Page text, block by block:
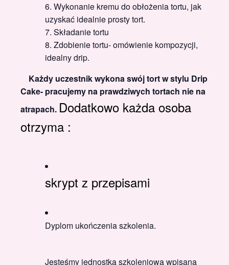
Wykonanie kremu do obłożenia tortu, jak
uzyskać idealnie prosty tort.
Składanie tortu
Zdobienie tortu- omówienie kompozycji,
idealny drip.
Każdy uczestnik wykona swój tort w stylu Drip
Cake- pracujemy na prawdziwych tortach nie na
atrapach. Dodatkowo każda osoba
otrzyma :
skrypt z przepisami
Dyplom ukończenia szkolenia.
Jesteśmy jednostką szkoleniową wpisaną